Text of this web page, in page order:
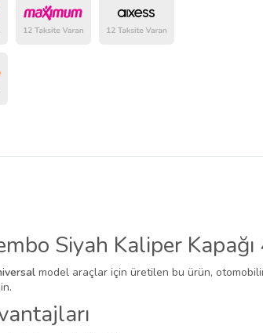
Siyah Kaliper
model araçlar için üretilen bu ürün,